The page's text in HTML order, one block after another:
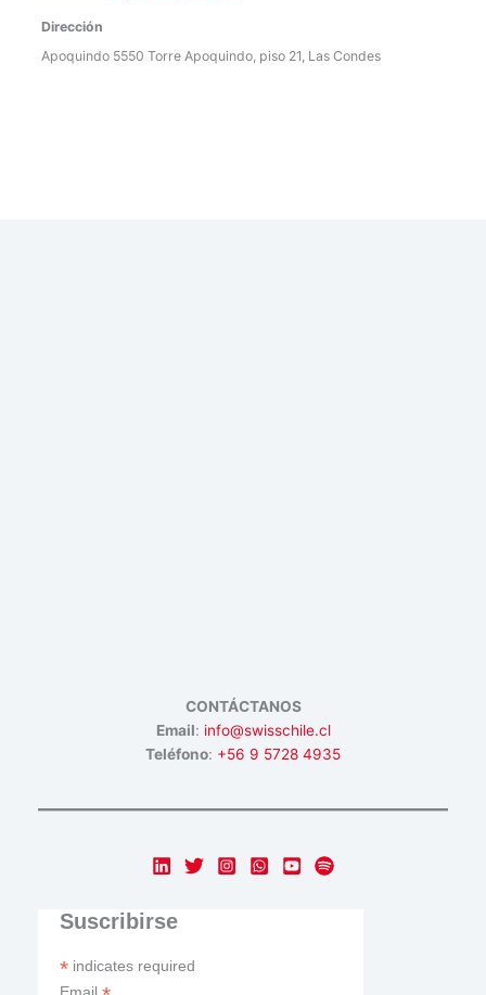
Dirección
Apoquindo 5550 Torre Apoquindo, piso 21, Las Condes
CONTÁCTANOS
Email: info@swisschile.cl
Teléfono: +56 9 5728 4935
Suscribirse
* indicates required